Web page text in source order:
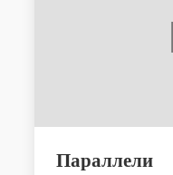
Параллели